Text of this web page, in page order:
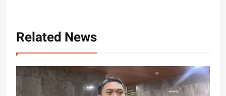
Related News